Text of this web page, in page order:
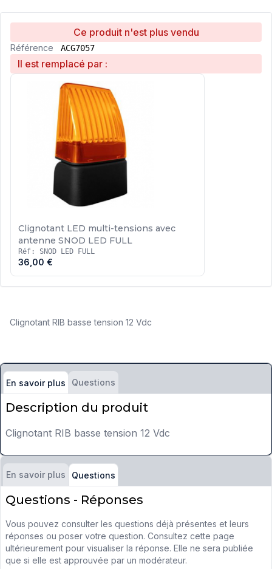
Ce produit n'est plus vendu
Référence ACG7057
Il est remplacé par :
Clignotant LED multi-tensions avec
antenne SNOD LED FULL
Réf: SNOD LED FULL
36,00 €
Clignotant RIB basse tension 12 Vdc
En savoir plus Questions
Description du produit
Clignotant RIB basse tension 12 Vdc
En savoir plus Questions
Questions - Réponses
Vous pouvez consulter les questions déjà présentes et leurs
réponses ou poser votre question. Consultez cette page
ultérieurement pour visualiser la réponse. Elle ne sera publiée
que si elle est approuvée par un modérateur.